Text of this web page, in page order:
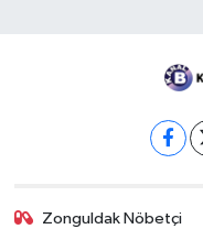
Zonguldak Nöbetçi